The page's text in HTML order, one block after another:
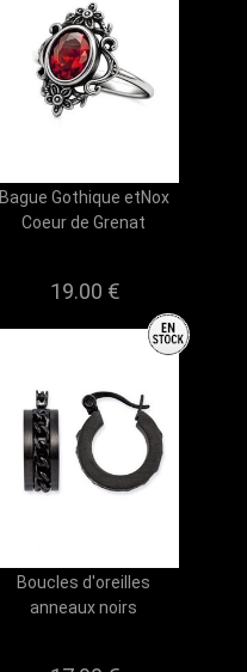
Bague Gothique etNox
Coeur de Grenat
19.00 €
Boucles d'oreilles
anneaux noirs